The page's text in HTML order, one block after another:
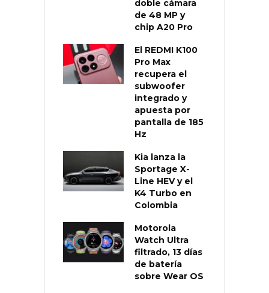
doble cámara
de 48 MP y
chip A20 Pro
El REDMI K100
Pro Max
recupera el
subwoofer
integrado y
apuesta por
pantalla de 185
Hz
Kia lanza la
Sportage X-
Line HEV y el
K4 Turbo en
Colombia
Motorola
Watch Ultra
filtrado, 13 días
de batería
sobre Wear OS